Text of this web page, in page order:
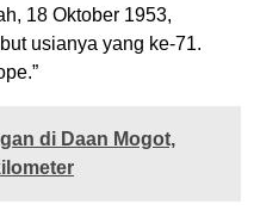
18 Oktober 1953,
usianya yang ke-71.
di Daan Mogot,